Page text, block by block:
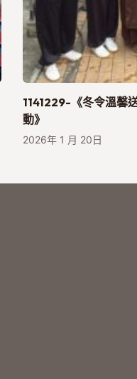
1141229-《冬令溫馨
動》
2026年 1 月 20日